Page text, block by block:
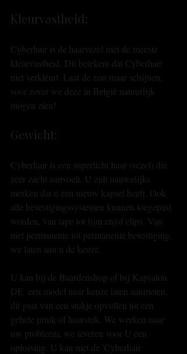
Kleurvastheid:
Cyberhair is de haarvezel met de meeste
kleurvastheid. Dit betekent dat Cyberhair
niet verkleurt. Laat de zon maar schijnen,
voor zover we deze in België natuurlijk
mogen zien!
Gewicht:
Cyberhair is een superlicht haar (vezel) die
zeer zacht aanvoelt. U zult nauwelijks
merken dat u een nieuw kapsel heeft. Ook
alle bevestigingssystemen kunnen toegepast
worden, van tape tot lijm en/of clips. Van
niet permanente tot permanente bevestiging,
we laten aan u de keuze.
U kan bij de Baardenshop of bij Kapsalon
DE  een model naar keuze laten aanmeten,
dit gaat van een stukje opvullen tot een
gehele pruik of haarstuk. We werken naar
uw probleem, we leveren voor U een
oplossing. U kan met de 'Cyberhair